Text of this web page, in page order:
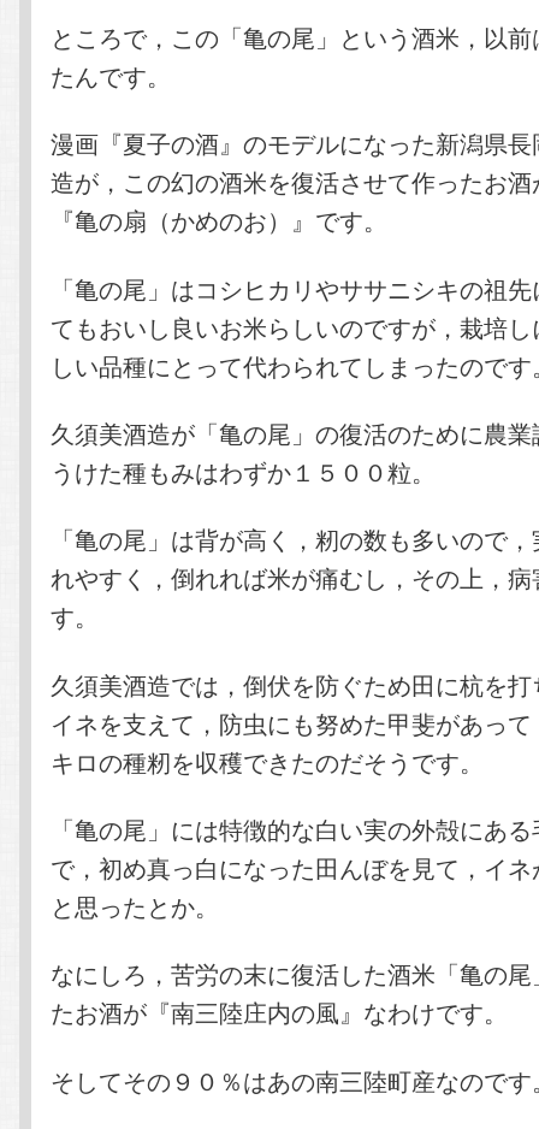
ところで，この「亀の尾」という酒米，以
たんです。
漫画『夏子の酒』のモデルになった新潟県
造が，この幻の酒米を復活させて作ったお
『亀の扇（かめのお）』です。
「亀の尾」はコシヒカリやササニシキの祖
てもおいし良いお米らしいのですが，栽培
しい品種にとって代わられてしまったのです
久須美酒造が「亀の尾」の復活のために農
うけた種もみはわずか１５００粒。
「亀の尾」は背が高く，籾の数も多いので
れやすく，倒れれば米が痛むし，その上，
す。
久須美酒造では，倒伏を防ぐため田に杭を
イネを支えて，防虫にも努めた甲斐があっ
キロの種籾を収穫できたのだそうです。
「亀の尾」には特徴的な白い実の外殻にあ
で，初め真っ白になった田んぼを見て，イ
と思ったとか。
なにしろ，苦労の末に復活した酒米「亀の
たお酒が『南三陸庄内の風』なわけです。
そしてその９０％はあの南三陸町産なのです